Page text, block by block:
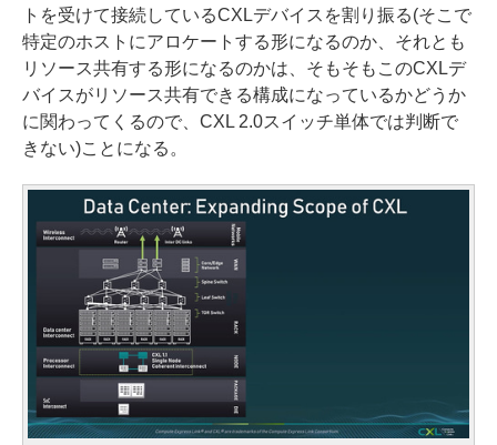
トを受けて接続しているCXLデバイスを割り振る(そこで
特定のホストにアロケートする形になるのか、それとも
リソース共有する形になるのかは、そもそもこのCXLデ
バイスがリソース共有できる構成になっているかどうか
に関わってくるので、CXL 2.0スイッチ単体では判断で
きない)ことになる。